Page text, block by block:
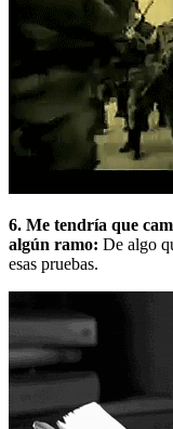
6. Me tendría que
algún ramo: De algo
esas pruebas.